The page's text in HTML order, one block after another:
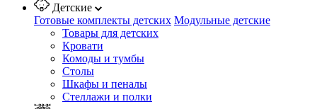
Детские
Готовые комплекты детских Модульные детские
Товары для детских
Кровати
Комоды и тумбы
Столы
Шкафы и пеналы
Стеллажи и полки